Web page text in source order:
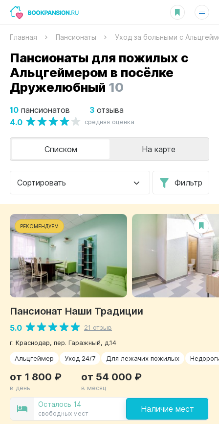
Главная Пансионаты Уход за больными с
Пансионаты для пожилых с
Альцгеймером в посёлке
Дружелюбный 10
10 пансионатов 3 отзыва
4.0 средняя оценка
Сортировать Фильтр
Списком На карте
РЕКОМЕНДУЕМ
Пансионат Наши Традиции
5.0
21 отзыв
г. Краснодар, пер. Гаражный, д.14
Альцгеймер
Уход 24/7 Для лежачих пожилых
Осталось 14
свободных мест Наличие мест
от 1 800 ₽
в день
от 54 000 ₽
в месяц